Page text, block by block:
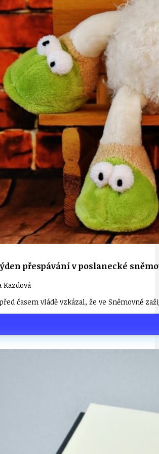
přespávání v poslanecké
Kazdová
časem vládě vzkázal, že ve Sněmovně